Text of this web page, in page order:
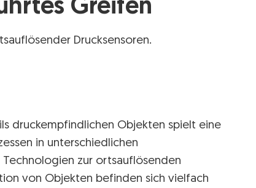
Greifen
Drucksensoren.
druckempfindlichen Objekten spielt eine
in unterschiedlichen
zur ortsauflösenden
von Objekten befinden sich vielfach